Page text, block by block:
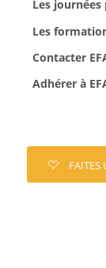
Les
Les
Contacter
Adhérer à
FAITES